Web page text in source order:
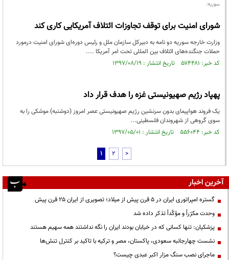
سوریه:
شورای امنیت برای توقف تجاوزات ائتلاف آمریکایی کاری کند
وزارت خارجه سوریه دو نامه به دبیرکل سازمان ملل و رئیس دوره‌ای شورای امنیت درمورد
حملات جنگنده‌های ائتلاف بین المللی تحت امر آمریکا ....
کد خبر: ۵۷۴۴۸۱ تاریخ انتشار : ۱۳۹۷/۰۸/۱۹
پهپاد رژیم صهیونیستی غزه را هدف قرار داد
یک فروند هواپیمای بدون سرنشین رژیم صهیونیستی عصر امروز (دوشنبه) موشکی را به
سوی گروهی از شهروندان فلسطینی...
کد خبر: ۵۵۶۰۴۴ تاریخ انتشار : ۱۳۹۷/۰۵/۰۱
1 2 >
آخرین اخبار
گستره امپراتوری ایران در ۵ قرن پیش از میلاد؛ تصویری از ایران ۲۵ قرن پیش
وحدت مکرّراً و مؤکّداً تذکر داده شد
پزشکیان: تنها کسانی که در خیابان بودند ایران را نگه نداشتند همه سهیم هستند
نشست چهارجانبه سعودی، پاکستان، مصر و ترکیه با تاکید بر کنترل تنش‌ها
ماجرای نصب سنگ مزار اکبر عبدی چیست؟